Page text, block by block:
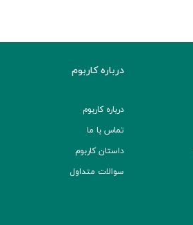
درباره کاربوم
درباره کاربوم
تماس با ما
داستان کاربوم
سوالات متداول